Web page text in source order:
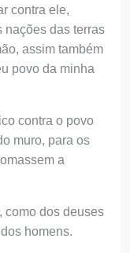
contra ele,
nações das terras
assim também
povo da minha
contra o povo
muro, para os
a
como dos deuses
homens.